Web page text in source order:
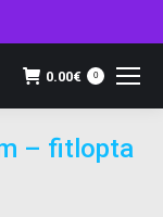
0.00€ 0
– fitlopta